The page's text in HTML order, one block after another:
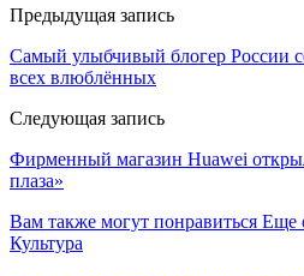
Предыдущая запись
Самый улыбчивый блогер России
всех влюблённых
Следующая запись
Фирменный магазин Huawei
плаза»
Вам также могут понравиться Еще
Культура